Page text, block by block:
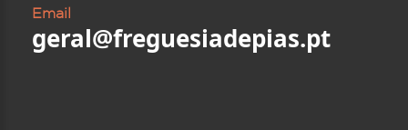
Email
geral@freguesiadepias.pt